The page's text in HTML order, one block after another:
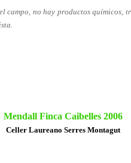
no hay productos químicos,
Mendall Finca Caibelles 2006
Celler Laureano Serres Montagut